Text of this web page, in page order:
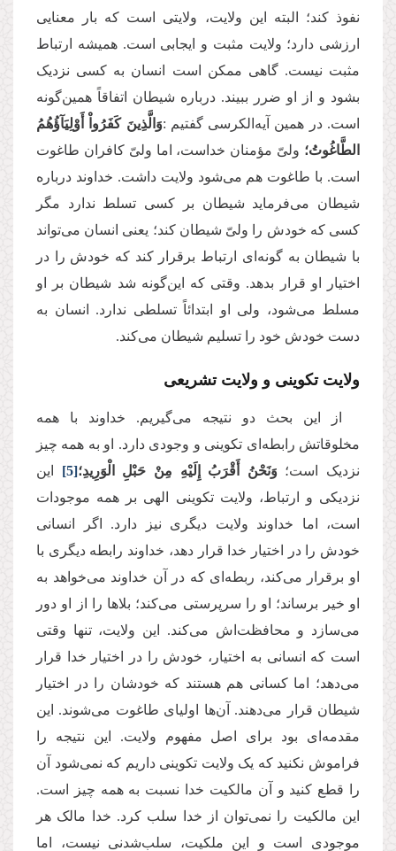
نفوذ کند؛ البته این ولایت، ولایتی است که بار معنایی
ارزشی دارد؛ ولایت مثبت و ایجابی است. همیشه ارتباط
مثبت نیست. گاهی ممکن است انسان به کسی نزدیک
بشود و از او ضرر ببیند. درباره شیطان اتفاقاً همین‌گونه
است. در همین آیه‌الکرسی گفتیم :وَالَّذِینَ كَفَرُواْ أَوْلِیَآؤُهُمُ
الطَّاغُوتُ؛ ولیّ مؤمنان خداست، اما ولیّ کافران طاغوت
است. با طاغوت هم می‌‌شود ولایت داشت. خداوند درباره
شیطان می‌‌فرماید شیطان بر کسی تسلط ندارد مگر
کسی که خودش را ولیّ شیطان کند؛ یعنی انسان می‌تواند
با شیطان به گونه‌ای ارتباط برقرار کند که خودش را در
اختیار او قرار بدهد. وقتی که این‌گونه شد شیطان بر او
مسلط می‌شود، ولی او ابتدائاً تسلطی ندارد. انسان به
دست خودش خود را تسلیم شیطان می‌کند.
ولایت تکوینی و ولایت تشریعی
از این بحث دو نتیجه می‌گیریم. خداوند با همه
مخلوقاتش رابطه‌ای تکوینی و وجودی دارد. او به همه چیز
نزدیک است؛وَنَحْنُ أَقْرَبُ إِلَیْهِ مِنْ حَبْلِ الْوَرِیدِ؛[5] این
نزدیکی و ارتباط، ولایت تکوینی الهی بر همه موجودات
است، اما خداوند ولایت دیگری نیز دارد. اگر انسانی
خودش را در اختیار خدا قرار ‌‌دهد، خداوند رابطه‌‌ دیگری با
او برقرار می‌‌کند، ربطه‌‌ای که در آن خداوند می‌‌خواهد به
او خیر برساند؛ او را سرپرستی می‌کند؛ بلاها را از او دور
می‌سازد و ‌محافظت‌اش می‌‌کند. این ولایت، تنها وقتی
است که انسانی به اختیار، خودش را در اختیار خدا قرار
می‌دهد؛ اما کسانی هم هستند که خودشان را در اختیار
شیطان قرار می‌‌دهند. آن‌ها اولیای طاغوت می‌شوند. این
مقدمه‌‌ای بود برای اصل مفهوم ولایت. این نتیجه را
فراموش نکنید که یک ولایت تکوینی داریم که نمی‌شود آن
را قطع کنید و آن مالکیت خدا نسبت به همه چیز است.
این مالکیت را نمی‌توان از خدا سلب کرد. خدا مالک هر
موجودی است و این ملکیت، سلب‌شدنی نیست، اما